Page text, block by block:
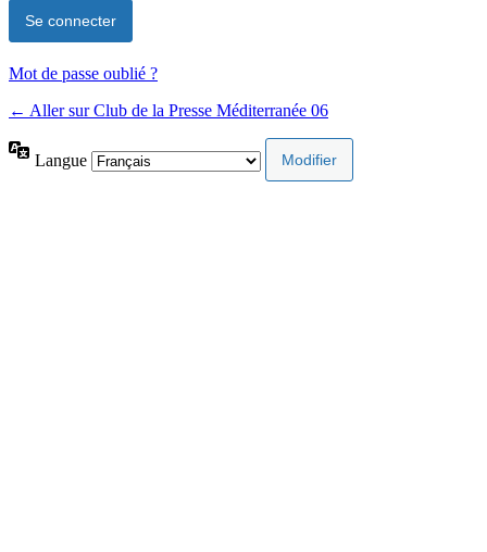
Mot de passe oublié ?
← Aller sur Club de la Presse Méditerranée 06
Langue